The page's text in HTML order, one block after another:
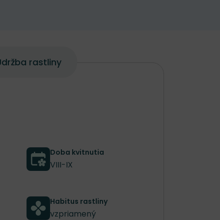
rastliny
Doba kvitnutia
VIII-IX
Habitus rastliny
vzpriamený